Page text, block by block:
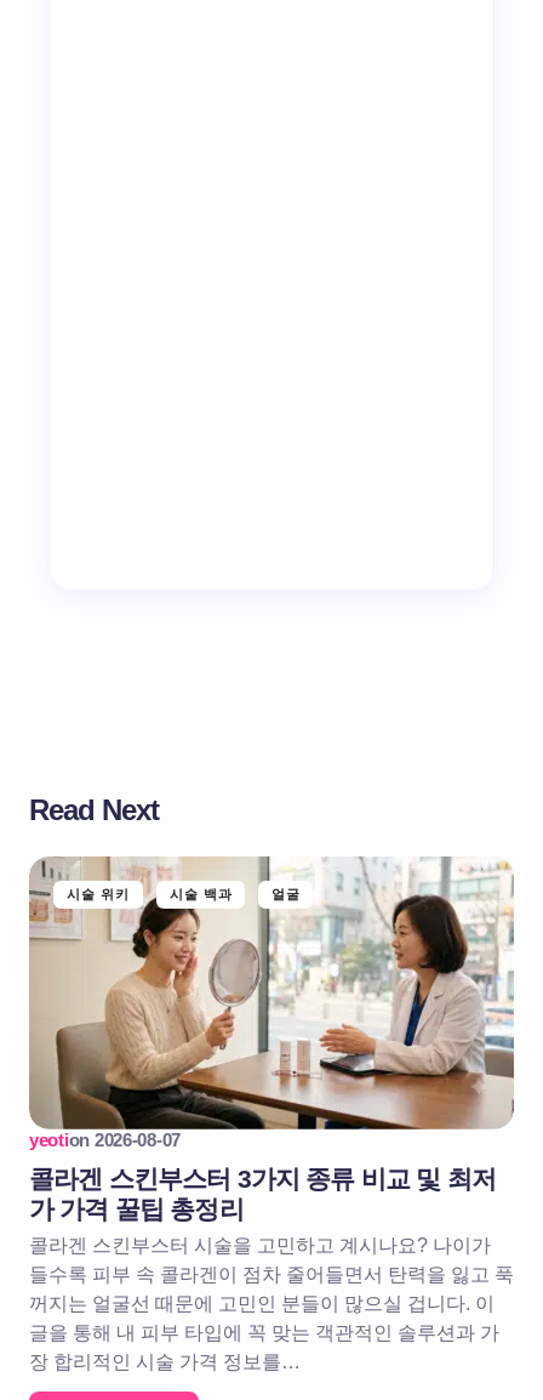
Read Next
시술 위키 시술 백과 얼굴
yeotion 2026-08-07
콜라겐 스킨부스터 3가지 종류 비교 및 최저
가 가격 꿀팁 총정리
콜라겐 스킨부스터 시술을 고민하고 계시나요? 나이가
들수록 피부 속 콜라겐이 점차 줄어들면서 탄력을 잃고 푹
꺼지는 얼굴선 때문에 고민인 분들이 많으실 겁니다. 이
글을 통해 내 피부 타입에 꼭 맞는 객관적인 솔루션과 가
장 합리적인 시술 가격 정보를…